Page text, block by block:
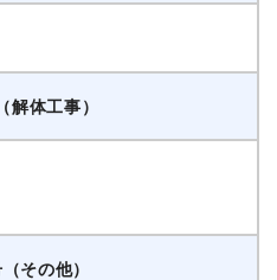
解体工事）
その他）